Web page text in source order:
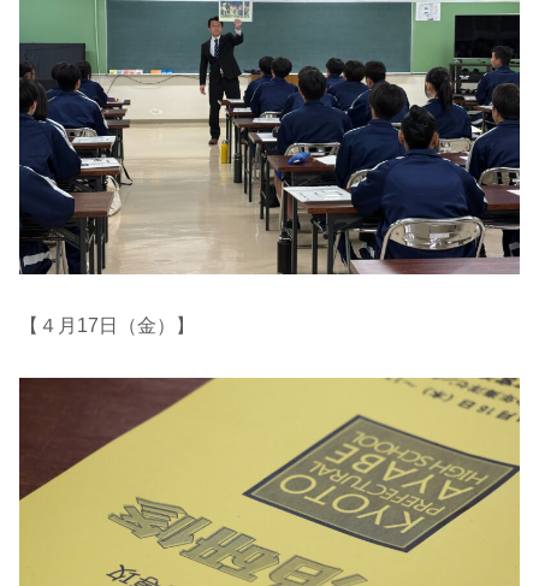
【４月17日（金）】